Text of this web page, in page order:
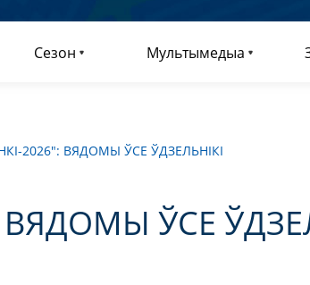
Сезон Мультымедыа
2026": ВЯДОМЫ ЎСЕ ЎДЗЕЛЬНІКІ
ЎСЕ